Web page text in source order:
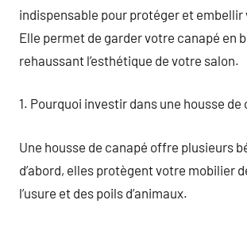
indispensable pour protéger et
Elle permet de garder votre canapé en
rehaussant l’esthétique de votre salon.
1. Pourquoi investir dans une housse de
Une housse de canapé offre plusieurs
d’abord, elles protègent votre mobilier
l’usure et des poils d’animaux.